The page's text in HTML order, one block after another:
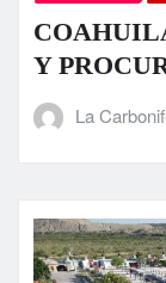
Y
La